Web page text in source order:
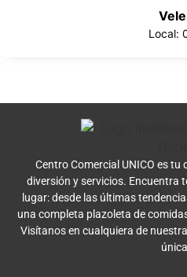
Local:
Centro Comercial UNICO es
diversión y servicios. Encuentra
lugar: desde las últimas
una completa plazoleta de
Visítanos en cualquiera de